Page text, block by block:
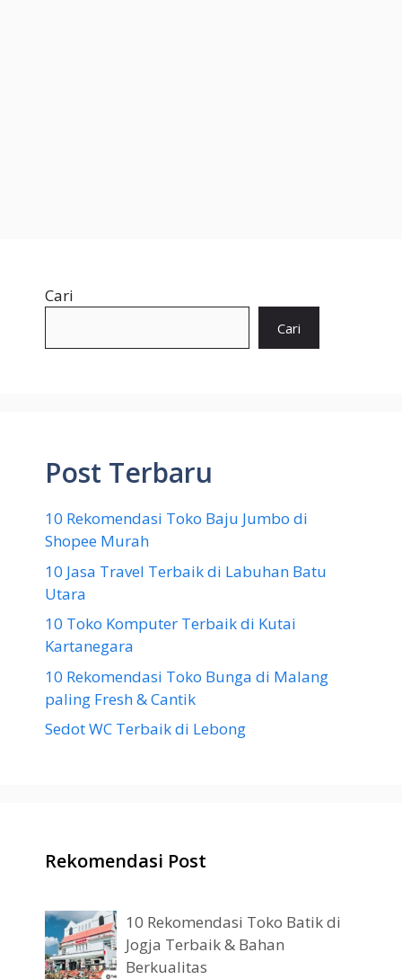
Cari
Cari
Post Terbaru
10 Rekomendasi Toko Baju Jumbo di
Shopee Murah
10 Jasa Travel Terbaik di Labuhan Batu
Utara
10 Toko Komputer Terbaik di Kutai
Kartanegara
10 Rekomendasi Toko Bunga di Malang
paling Fresh & Cantik
Sedot WC Terbaik di Lebong
Rekomendasi Post
10 Rekomendasi Toko Batik di
Jogja Terbaik & Bahan
Berkualitas